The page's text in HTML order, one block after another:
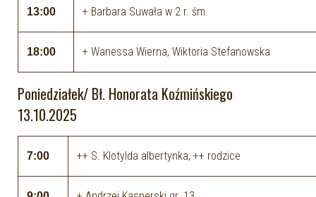
13:00 + Barbara Suwała w 2 r. śm.
18:00 + Wanessa Wierna, Wiktoria Stefanowska
Poniedziałek/ Bł. Honorata Koźmińskiego
13.10.2025
7:00 ++ S. Klotylda albertynka, ++ rodzice